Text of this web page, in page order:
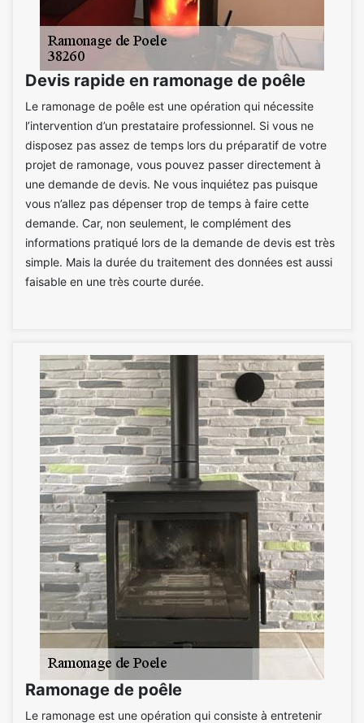
Devis rapide en ramonage de poêle
Le ramonage de poêle est une opération qui nécessite
l’intervention d’un prestataire professionnel. Si vous ne
disposez pas assez de temps lors du préparatif de votre
projet de ramonage, vous pouvez passer directement à
une demande de devis. Ne vous inquiétez pas puisque
vous n’allez pas dépenser trop de temps à faire cette
demande. Car, non seulement, le complément des
informations pratiqué lors de la demande de devis est très
simple. Mais la durée du traitement des données est aussi
faisable en une très courte durée.
Ramonage de poêle
Le ramonage est une opération qui consiste à entretenir